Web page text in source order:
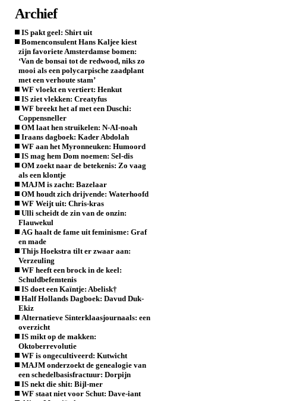
Archief
IS pakt geel: Shirt uit
Bomenconsulent Hans Kaljee kiest
zijn favoriete Amsterdamse bomen:
‘Van de bonsai tot de redwood, niks zo
mooi als een polycarpische zaadplant
met een verhoute stam’
WF vloekt en vertiert: Henkut
IS ziet vlekken: Creatyfus
WF breekt het af met een Duschi:
Coppensneller
OM laat hen struikelen: N-AI-noah
Iraans dagboek: Kader Abdolah
WF aan het Myronneuken: Humoord
IS mag hem Dom noemen: Sel-dis
OM zoekt naar de betekenis: Zo vaag
als een klontje
MAJM is zacht: Bazelaar
OM houdt zich drijvende: Waterhoofd
WF Weijt uit: Chris-kras
Ulli scheidt de zin van de onzin:
Flauwekul
AG haalt de fame uit feminisme: Graf
en made
Thijs Hoekstra tilt er zwaar aan:
Verzeuling
WF heeft een brock in de keel:
Schuldbefemtenis
IS doet een Kaïntje: Abelisk†
Half Hollands Dagboek: Davud Duk-
Ekiz
Alternatieve Sinterklaasjournaals: een
overzicht
IS mikt op de makken:
Oktoberrevolutie
WF is ongecultiveerd: Kutwicht
MAJM onderzoekt de genealogie van
een schedelbasisfractuur: Dorpijn
IS nekt die shit: Bijl-mer
WF staat niet voor Schut: Dave-iant